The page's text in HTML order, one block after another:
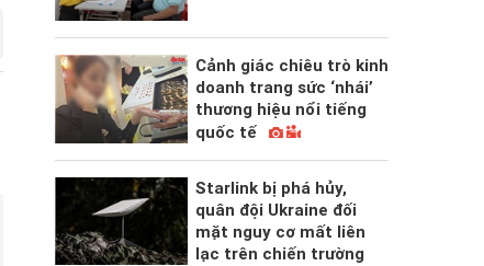
Cảnh giác chiêu trò kinh
doanh trang sức ‘nhái’
thương hiệu nổi tiếng
quốc tế
Starlink bị phá hủy,
quân đội Ukraine đối
mặt nguy cơ mất liên
lạc trên chiến trường